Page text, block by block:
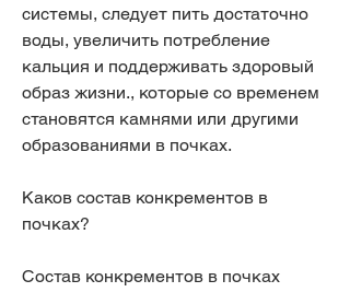
системы, следует пить достаточно
воды, увеличить потребление
кальция и поддерживать здоровый
образ жизни., которые со временем
становятся камнями или другими
образованиями в почках.
Каков состав конкрементов в
почках?
Состав конкрементов в почках